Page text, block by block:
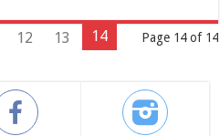
Page 14 of 14
12 13 14